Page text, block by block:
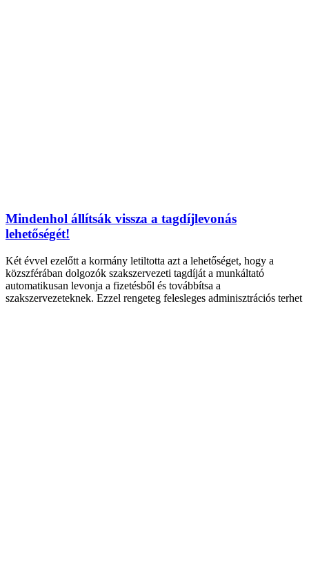
Mindenhol állítsák vissza a tagdíjlevonás
lehetőségét!
Két évvel ezelőtt a kormány letiltotta azt a lehetőséget, hogy a
közszférában dolgozók szakszervezeti tagdíját a munkáltató
automatikusan levonja a fizetésből és továbbítsa a
szakszervezeteknek. Ezzel rengeteg felesleges adminisztrációs terhet